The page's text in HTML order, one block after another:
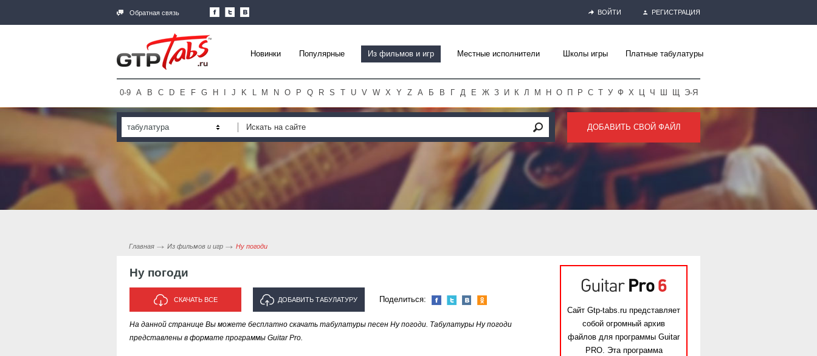
Обратная связь ВОЙТИ РЕГИСТРАЦИЯ
Новинки Популярные Из фильмов и игр Местные исполнители Школы игры Платные табулатуры
0-9 A B C D E F G H J K L M N O P Q R S T U V W X Y Z А Б В Г Д Е Ж З И К Л М Н О П Р С Т У Ф Х Ц Ч Ш Щ Э-Я
табулатура ДОБАВИТЬ СВОЙ ФАЙЛ
Главная Из фильмов и игр Ну погоди
Ну погоди
СКАЧАТЬ ВСЕ ДОБАВИТЬ ТАБУЛАТУРУ
ИСПОЛНИТЕЛЯ "НУ ПОГОДИ"
Поделиться:
На данной странице Вы можете бесплатно скачать табулатуры песен Ну погоди. Табулатуры Ну погоди
представлены в формате программы Guitar Pro.
Сайт Gtp-tabs.ru представляет
собой огромный архив
файлов для программы Guitar
PRO. Эта программа